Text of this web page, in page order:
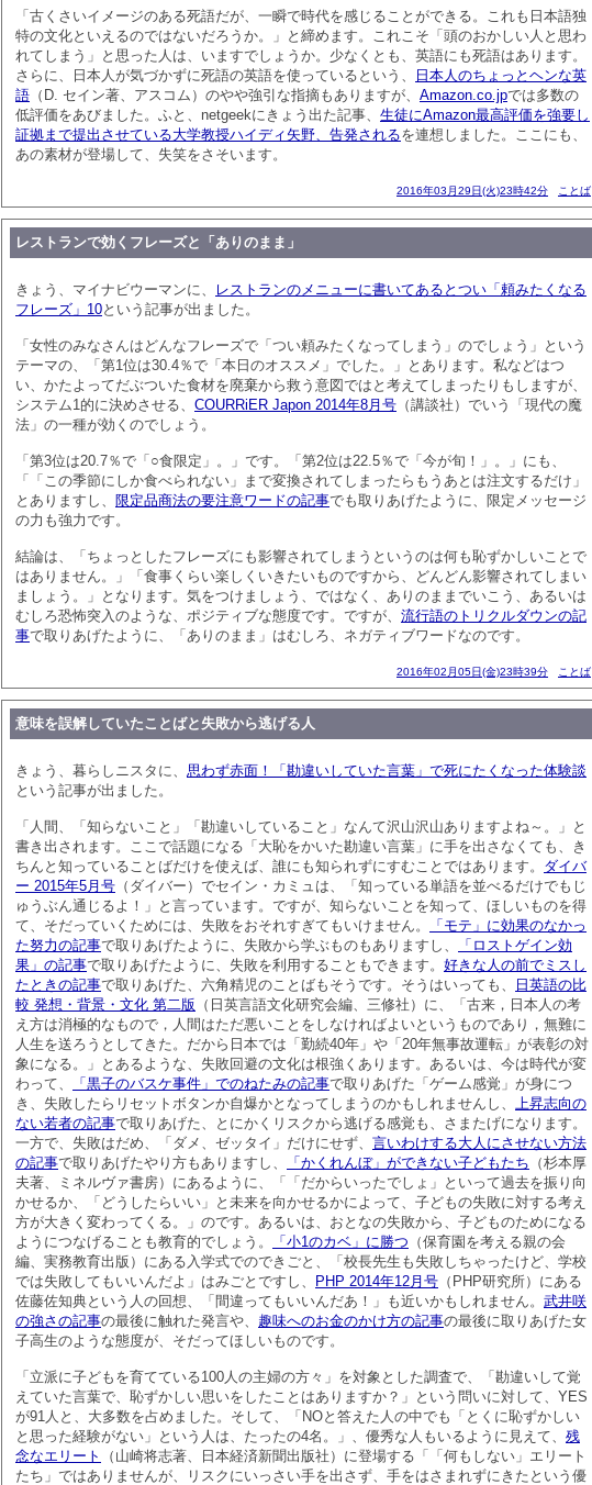
「古くさいイメージのある死語だが、一瞬で時代を感じることができる。これも日本語独
特の文化といえるのではないだろうか。」と締めます。これこそ「頭のおかしい人と思わ
れてしまう」と思った人は、いますでしょうか。少なくとも、英語にも死語はあります。
さらに、日本人が気づかずに死語の英語を使っているという、
日本人のちょっとヘンな英
語 （D. セイン著、アスコム）のやや強引な指摘もありますが、 Amazon.co.jpでは多数の
低評価をあびました。ふと、netgeekにきょう出た記事、 生徒にAmazon最高評価を強要し
証拠まで提出させている大学教授ハイディ矢野、告発されるを連想しました。ここにも、
あの素材が登場して、失笑をさそいます。
2016年03月29日(火)23時42分 ことば
レストランで効くフレーズと「ありのまま」
きょう、マイナビウーマンに、
レストランのメニューに書いてあるとつい「頼みたくなる
フレーズ」10という記事が出ました。
「女性のみなさんはどんなフレーズで「つい頼みたくなってしまう」のでしょう」という
テーマの、「第1位は30.4％で「本日のオススメ」でした。」とあります。私などはつ
い、かたよってだぶついた食材を廃棄から救う意図ではと考えてしまったりもしますが、
システム1的に決めさせる、 COURRiER Japon 2014年8月号 （講談社）でいう「現代の魔
法」の一種が効くのでしょう。
「第3位は20.7％で「○食限定」。」です。「第2位は22.5％で「今が旬！」。」にも、
「「この季節にしか食べられない」まで変換されてしまったらもうあとは注文するだけ」
とありますし、 限定品商法の要注意ワードの記事でも取りあげたように、限定メッセージ
の力も強力です。
結論は、「ちょっとしたフレーズにも影響されてしまうというのは何も恥ずかしいことで
はありません。」「食事くらい楽しくいきたいものですから、どんどん影響されてしまい
ましょう。」となります。気をつけましょう、ではなく、ありのままでいこう、あるいは
むしろ恐怖突入のような、ポジティブな態度です。ですが、 流行語のトリクルダウンの記
事で取りあげたように、「ありのまま」はむしろ、ネガティブワードなのです。
2016年02月05日(金)23時39分 ことば
意味を誤解していたことばと失敗から逃げる人
きょう、暮らしニスタに、 思わず赤面！「勘違いしていた言葉」で死にたくなった体験談
という記事が出ました。
「人間、「知らないこと」「勘違いしていること」なんて沢山沢山ありますよね～。」と
書き出されます。ここで話題になる「大恥をかいた勘違い言葉」に手を出さなくても、き
ちんと知っていることばだけを使えば、誰にも知られずにすむことではあります。 ダイバ
ー 2015年5月号 （ダイバー）でセイン・カミュは、「知っている単語を並べるだけでもじ
ゅうぶん通じるよ！」と言っています。ですが、知らないことを知って、ほしいものを得
て、そだっていくためには、失敗をおそれすぎてもいけません。
「モテ」に効果のなかっ
た努力の記事で取りあげたように、失敗から学ぶものもありますし、
「ロストゲイン効
果」の記事で取りあげたように、失敗を利用することもできます。 好きな人の前でミスし
たときの記事で取りあげた、六角精児のことばもそうです。そうはいっても、
日英語の比
較 発想・背景・文化 第二版 （日英言語文化研究会編、三修社）に、「古来，日本人の考
え方は消極的なもので，人間はただ悪いことをしなければよいというものであり，無難に
人生を送ろうとしてきた。だから日本では「勤続40年」や「20年無事故運転」が表彰の対
象になる。」とあるような、失敗回避の文化は根強くあります。あるいは、今は時代が変
わって、
「黒子のバスケ事件」でのねたみの記事で取りあげた「ゲーム感覚」が身につ
き、失敗したらリセットボタンか自爆かとなってしまうのかもしれませんし、 上昇志向の
ない若者の記事で取りあげた、とにかくリスクから逃げる感覚も、さまたげになります。
一方で、失敗はだめ、「ダメ、ゼッタイ」だけにせず、 言いわけする大人にさせない方法
の記事で取りあげたやり方もありますし、 「かくれんぼ」ができない子どもたち （杉本厚
夫著、ミネルヴァ書房）にあるように、「「だからいったでしょ」といって過去を振り向
かせるか、「どうしたらいい」と未来を向かせるかによって、子どもの失敗に対する考え
方が大きく変わってくる。」のです。あるいは、おとなの失敗から、子どものためになる
ようにつなげることも教育的でしょう。
「小1のカベ」に勝つ （保育園を考える親の会
編、実務教育出版）にある入学式でのできごと、「校長先生も失敗しちゃったけど、学校
では失敗してもいいんだよ」はみごとですし、
PHP 2014年12月号 （PHP研究所）にある
佐藤佐知典という人の回想、「間違ってもいいんだあ！」も近いかもしれません。 武井咲
の強さの記事の最後に触れた発言や、 趣味へのお金のかけ方の記事の最後に取りあげた女
子高生のような態度が、そだってほしいものです。
「立派に子どもを育てている100人の主婦の方々」を対象とした調査で、「勘違いして覚
えていた言葉で、恥ずかしい思いをしたことはありますか？」という問いに対して、YES
が91人と、大多数を占めました。そして、「NOと答えた人の中でも「とくに恥ずかしい
と思った経験がない」という人は、たったの4名。」、優秀な人もいるように見えて、 残
念なエリート
（山崎将志著、日本経済新聞出版社）に登場する「「何もしない」エリート
たち」ではありませんが、リスクにいっさい手を出さず、手をはさまれずにきたという優